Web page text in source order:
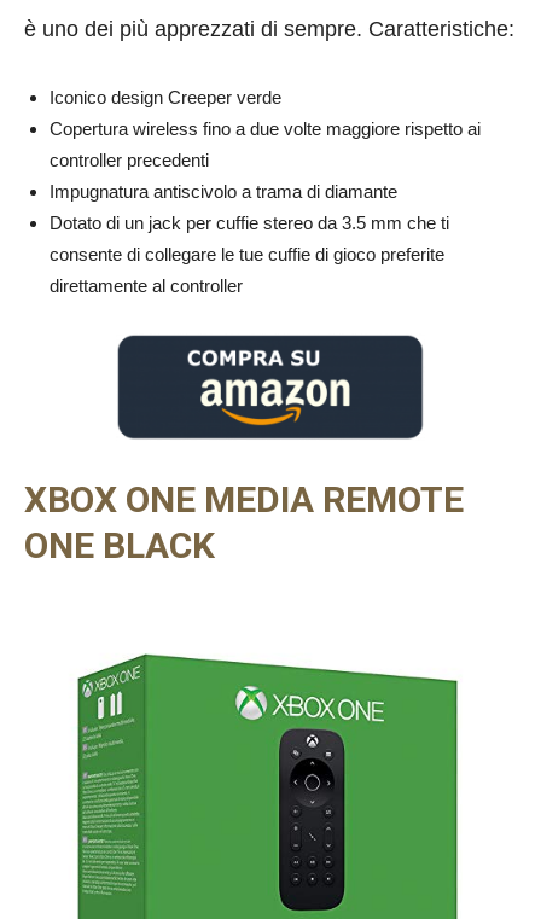
è uno dei più apprezzati di sempre. Caratteristiche:
Iconico design Creeper verde
Copertura wireless fino a due volte maggiore rispetto ai
controller precedenti
Impugnatura antiscivolo a trama di diamante
Dotato di un jack per cuffie stereo da 3.5 mm che ti
consente di collegare le tue cuffie di gioco preferite
direttamente al controller
XBOX ONE MEDIA REMOTE
ONE BLACK